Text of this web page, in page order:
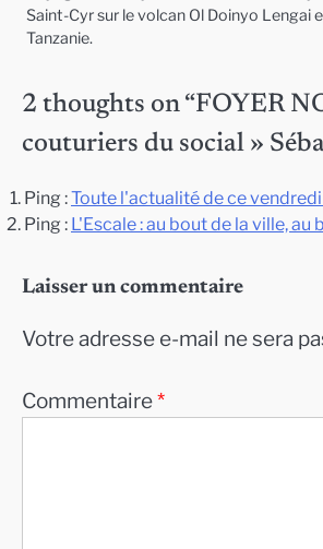
Saint-Cyr sur le volcan Ol Doinyo Lengai
Tanzanie.
2 thoughts on “FOYER
couturiers du social »
Ping :Toute l'actualité de ce
Ping : L'Escale : au bout de la ville, au
Laisser un commentaire
Votre adresse e-mail ne sera
Commentaire*